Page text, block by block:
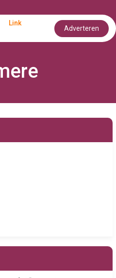
Link
Adverteren